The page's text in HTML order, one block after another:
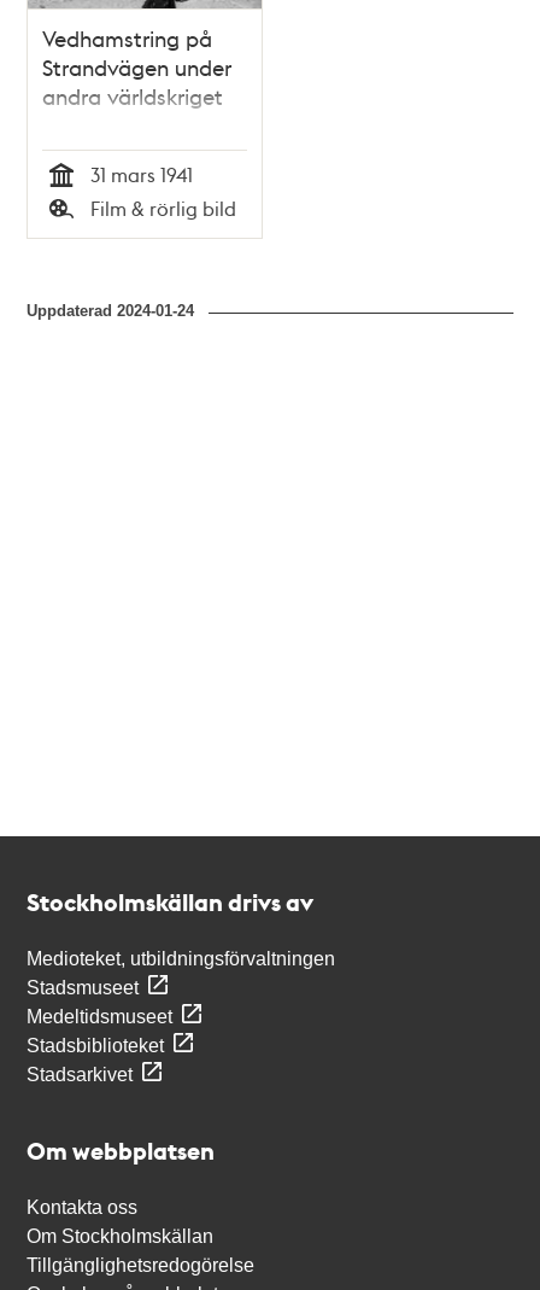
Vedhamstring på
Strandvägen under
andra världskriget
Tid
31 mars 1941
Typ
Film & rörlig bild
Uppdaterad2024-01-24
Stockholmskällan drivs av
Medioteket, utbildningsförvaltningen
Stadsmuseet
Medeltidsmuseet
Stadsbiblioteket
Stadsarkivet
Om webbplatsen
Kontakta oss
Om Stockholmskällan
Tillgänglighetsredogörelse